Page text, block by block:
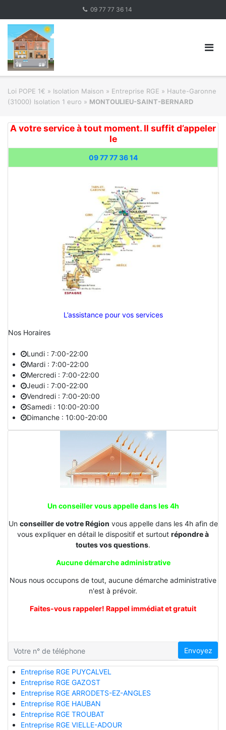
content
09 77 77 36 14
Loi POPE 1€ » Isolation Maison » Entreprise RGE » Haute-Garonne
(31000) Isolation 1 euro » MONTOULIEU-SAINT-BERNARD
A votre service à tout moment. Il suffit d’appeler
le
09 77 77 36 14
L’assistance pour vos services
Nos Horaires
Lundi : 7:00-22:00
Mardi : 7:00-22:00
Mercredi : 7:00-22:00
Jeudi : 7:00-22:00
Vendredi : 7:00-20:00
Samedi : 10:00-20:00
Dimanche : 10:00-20:00
Un conseiller vous appelle dans les 4h
Un conseiller de votre Région vous appelle dans les 4h afin de
vous expliquer en détail le dispositif et surtout répondre à
toutes vos questions.
Aucune démarche administrative
Nous nous occupons de tout, aucune démarche administrative
n'est à prévoir.
Faites-vous rappeler! Rappel immédiat et gratuit
Envoyez
Entreprise RGE PUYCALVEL
Entreprise RGE GAZOST
Entreprise RGE ARRODETS-EZ-ANGLES
Entreprise RGE HAUBAN
Entreprise RGE TROUBAT
Entreprise RGE VIELLE-ADOUR